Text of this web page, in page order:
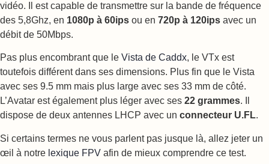
vidéo. Il est capable de transmettre sur la bande de fréquence
des 5,8Ghz, en 1080p à 60ips ou en 720p à 120ips avec un
débit de 50Mbps.
Pas plus encombrant que le Vista de Caddx, le VTx est
toutefois différent dans ses dimensions. Plus fin que le Vista
avec ses 9.5 mm mais plus large avec ses 33 mm de côté.
L’Avatar est également plus léger avec ses 22 grammes. Il
dispose de deux antennes LHCP avec un connecteur U.FL.
Si certains termes ne vous parlent pas jusque là, allez jeter un
œil à notre lexique FPV afin de mieux comprendre ce test.